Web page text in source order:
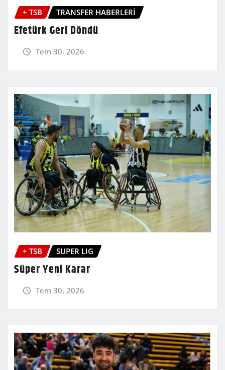
+ TSB TRANSFER HABERLERİ
Efetürk Geri Döndü
Tem 30, 2026
+ TSB SUPER LIG
Süper Yeni Karar
Tem 30, 2026